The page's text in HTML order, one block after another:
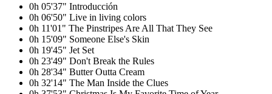
0h 05'37" Introducción
0h 06'50" Live in living colors
0h 11'01" The Pinstripes Are All That They See
0h 15'09" Someone Else's Skin
0h 19'45" Jet Set
0h 23'49" Don't Break the Rules
0h 28'34" Butter Outta Cream
0h 32'14" The Man Inside the Clues